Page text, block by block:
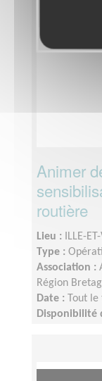
Animer
routière
Lieu :
ILLE-
Type :
Association :
Région
Date :
Tout
Disponibilité